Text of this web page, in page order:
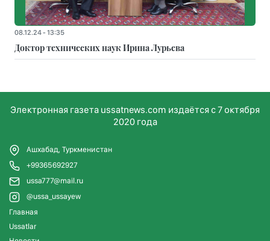
08.12.24 - 13:35
Доктор технических наук Ирина Лурьева
Электронная газета ussatnews.com издаётся с 7 октября
2020 года
Ашхабад, Туркменистан
+99365692927
ussa777@mail.ru
@ussa_ussayew
Главная
Ussatlar